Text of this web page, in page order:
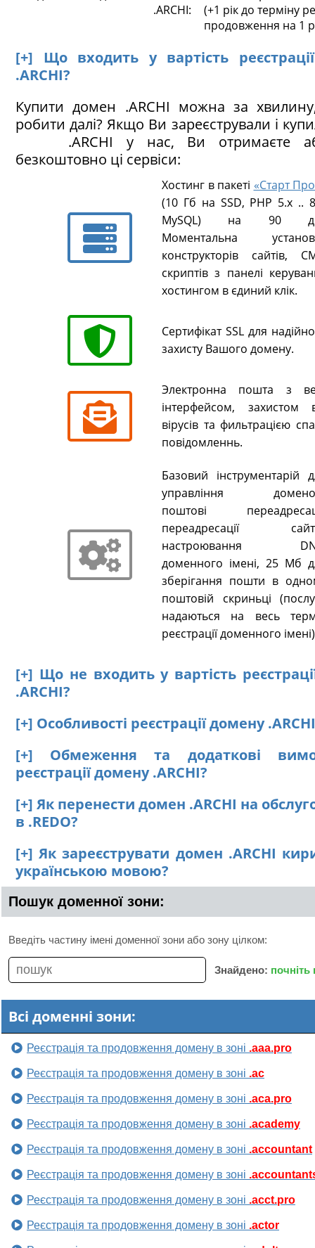
.ARCHI:
(+1 рік до терміну
продовження на 1
[+] Що входить у вартість
.ARCHI?
Купити домен .ARCHI можна за
робити далі? Якщо Ви зареєстрували і
.ARCHI у нас, Ви отримаєте
безкоштовно ці сервіси:
Хостинг в пакеті «Старт
(10 Гб на SSD, PHP 5.х ..
MySQL) на 90
Моментальна
конструкторів сайтів,
скриптів з панелі
хостингом в єдиний клік.
Сертифікат SSL для
захисту Вашого домену.
Электронна пошта з
інтерфейсом, захистом
вірусів та фильтрацією
повідомленнь.
Базовий інструментарій
управління
поштові
переадресації
настроювання
доменного імені, 25 Мб
зберігання пошти в
поштовій скриньці
надаються на весь
реєстрації доменного
[+] Що не входить у вартість
.ARCHI?
[+] Особливості реєстрації домену
[+] Обмеження та додаткові
реєстрації домену .ARCHI?
[+] Як перенести домен .ARCHI на
в .REDO?
[+] Як зареєструвати домен .ARCHI
українською мовою?
Пошук доменної зони:
Введіть частину імені доменної зони або зону цілком:
Знайдено:
Всі доменні зони:
Реєстрація та продовження домену в зоні .aaa.pro
Реєстрація та продовження домену в зоні .ac
Реєстрація та продовження домену в зоні .aca.pro
Реєстрація та продовження домену в зоні .academy
Реєстрація та продовження домену в зоні .accountant
Реєстрація та продовження домену в зоні
Реєстрація та продовження домену в зоні .acct.pro
Реєстрація та продовження домену в зоні .actor